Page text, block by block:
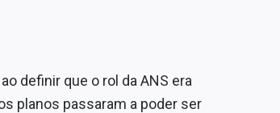
definir que o rol da ANS era
planos passaram a poder ser